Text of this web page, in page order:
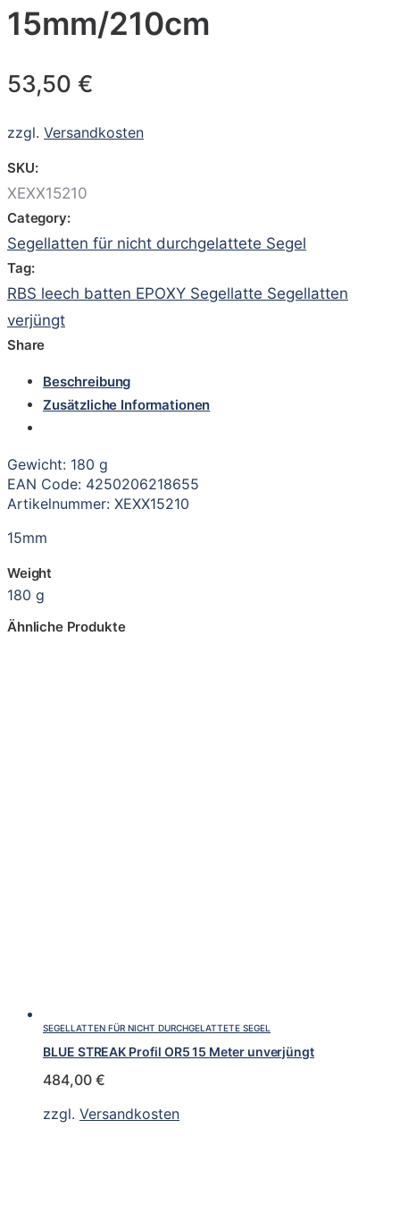
15mm/210cm
53,50 €
zzgl. Versandkosten
SKU:
XEXX15210
Category:
Segellatten für nicht durchgelattete Segel
Tag:
RBS leech batten EPOXY Segellatte Segellatten
verjüngt
Share
Beschreibung
Zusätzliche Informationen
Gewicht: 180 g
EAN Code: 4250206218655
Artikelnummer: XEXX15210
15mm
Weight
180 g
Ähnliche Produkte
SEGELLATTEN FÜR NICHT DURCHGELATTETE SEGEL
BLUE STREAK Profil OR5 15 Meter unverjüngt
484,00 €
zzgl. Versandkosten